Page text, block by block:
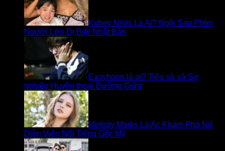
Kohey Nishi Là Ai? Ngôi Sao Phim
Người Lớn Dị Biệt Nhật Bản
Easyhoon là ai? Tiểu sử và Sự
nghiệp Huyền thoại Đường Giữa
Melody Marks Là Ai: Khám Phá Nữ
Diễn Viên Nổi Tiếng Gốc Mỹ